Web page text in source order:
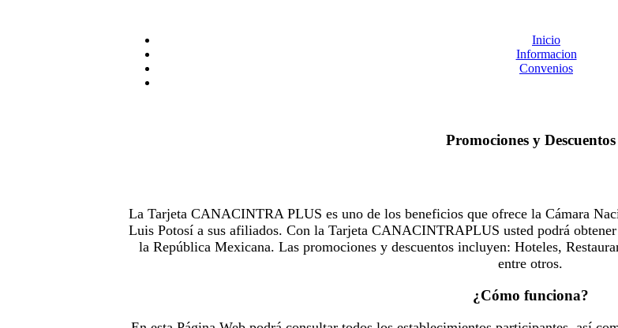
Inicio
Informacion
Convenios
Promociones y Descuentos
La Tarjeta CANACINTRA PLUS es uno de los beneficios que ofrece la Cámara
Luis Potosí a sus afiliados. Con la Tarjeta CANACINTRAPLUS usted podrá
la República Mexicana. Las promociones y descuentos incluyen: Hoteles,
entre otros.
¿Cómo funciona?